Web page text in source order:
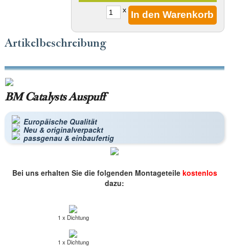
x
Artikelbeschreibung
BM Catalysts Auspuff
Europäische Qualität
Neu & originalverpackt
passgenau & einbaufertig
Bei uns erhalten Sie die folgenden Montageteile kostenlos
dazu:
1 x Dichtung
1 x Dichtung